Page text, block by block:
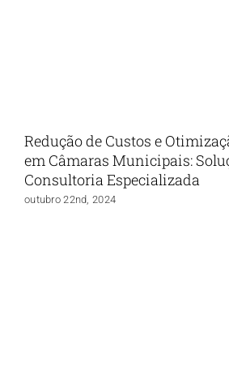
Redução de Custos e
em Câmaras Municipais:
Consultoria Especializada
outubro 22nd, 2024